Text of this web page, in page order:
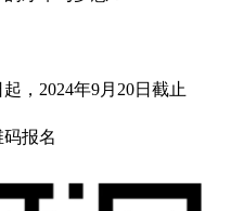
起，2024年9月20日截止
码报名